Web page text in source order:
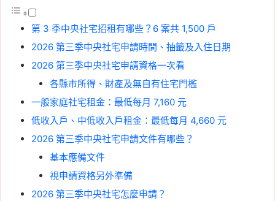
第 3 季中央社宅招租有哪些？6 案共 1,500 戶
2026 第三季中央社宅申請時間、抽籤及入住日期
2026 第三季中央社宅申請資格一次看
各縣市所得、財產及無自有住宅門檻
一般家庭社宅租金：最低每月 7,160 元
低收入戶、中低收入戶租金：最低每月 4,660 元
2026 第三季中央社宅申請文件有哪些？
基本應備文件
視申請資格另外準備
2026 第三季中央社宅怎麼申請？